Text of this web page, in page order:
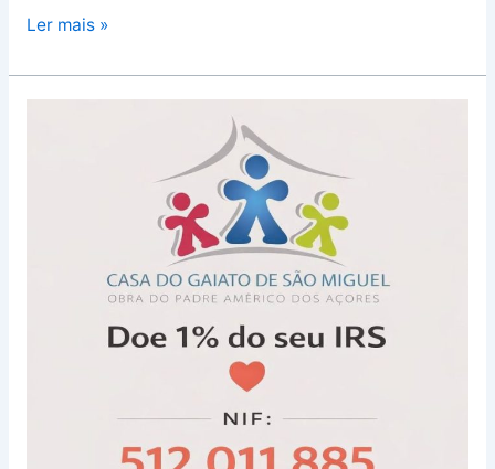
Ler mais »